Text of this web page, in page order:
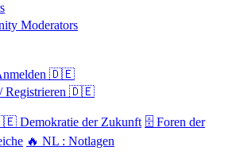
Moderators
🇩🇪
Registrieren 🇩🇪
Demokratie der Zukunft 🗄️ Foren der
🔥 NL : Notlagen